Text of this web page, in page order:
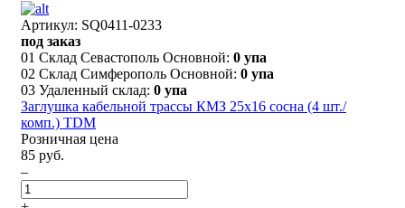
Артикул: SQ0411-0233
под заказ
01 Склад Севастополь Основной: 0 упа
02 Склад Симферополь Основной: 0 упа
03 Удаленный склад: 0 упа
Заглушка кабельной трассы КМЗ 25х16 сосна (4 шт./
комп.) TDM
Розничная цена
85 руб.
–